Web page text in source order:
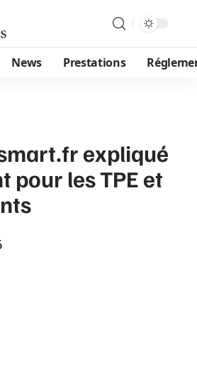
News Prestations
expliqué
pour les TPE et